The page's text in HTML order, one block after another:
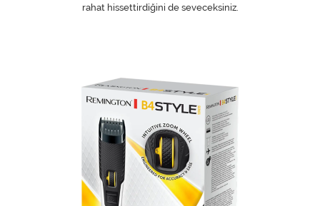
rahat hissettirdiğini de seveceksiniz.